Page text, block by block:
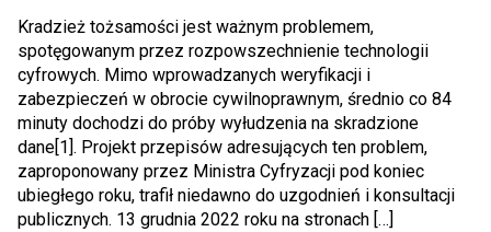
Kradzież tożsamości jest ważnym problemem,
spotęgowanym przez rozpowszechnienie technologii
cyfrowych. Mimo wprowadzanych weryfikacji i
zabezpieczeń w obrocie cywilnoprawnym, średnio co 84
minuty dochodzi do próby wyłudzenia na skradzione
dane[1]. Projekt przepisów adresujących ten problem,
zaproponowany przez Ministra Cyfryzacji pod koniec
ubiegłego roku, trafił niedawno do uzgodnień i konsultacji
publicznych. 13 grudnia 2022 roku na stronach […]